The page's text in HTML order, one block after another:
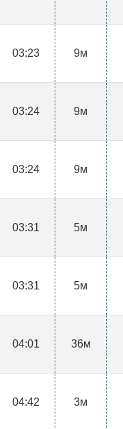
03:23 9м
03:24 9м
03:24 9м
03:31 5м
03:31 5м
04:01 36м
04:42 3м